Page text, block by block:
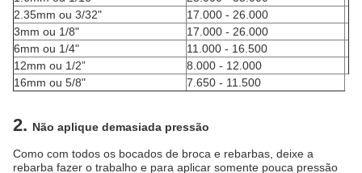
2.35mm ou 3/32"
17.000 - 26.000
3mm ou 1/8"
17.000 - 26.000
6mm ou 1/4"
11.000 - 16.500
12mm ou 1/2”
8.000 - 12.000
16mm ou 5/8"
7.650 - 11.500
2. Não aplique demasiada pressão
Como com todos os bocados de broca e rebarbas, deixe a
rebarba fazer o trabalho e para aplicar somente pouca pressão